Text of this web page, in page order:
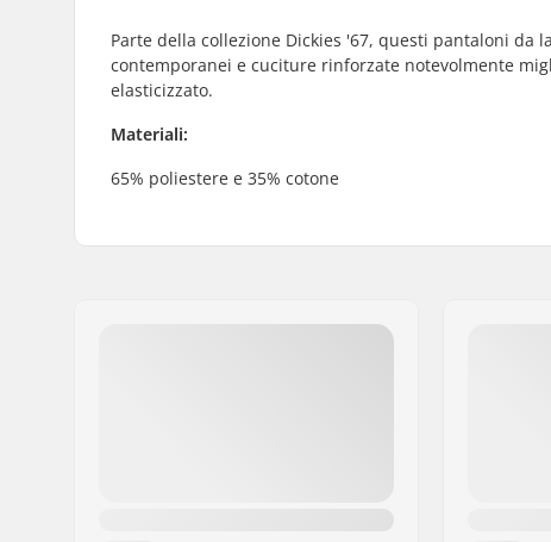
Parte della collezione Dickies '67, questi pantaloni
contemporanei e cuciture rinforzate notevolmente
elasticizzato.
Materiali:
65% poliestere e 35% cotone